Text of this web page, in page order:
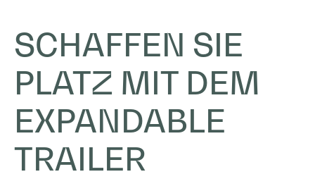
SCHAFFEN SIE
PLATZ MIT DEM
EXPANDABLE
TRAILER